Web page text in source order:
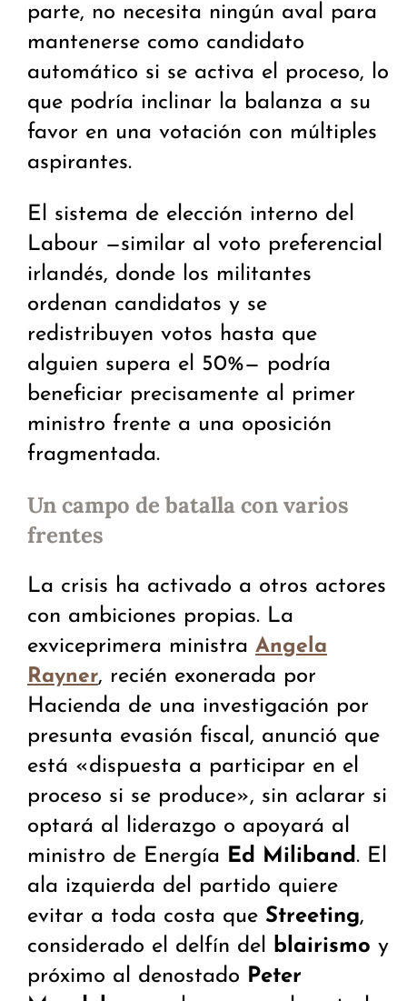
parte, no necesita ningún aval para
mantenerse como candidato
automático si se activa el proceso, lo
que podría inclinar la balanza a su
favor en una votación con múltiples
aspirantes.
El sistema de elección interno del
Labour —similar al voto preferencial
irlandés, donde los militantes
ordenan candidatos y se
redistribuyen votos hasta que
alguien supera el 50%— podría
beneficiar precisamente al primer
ministro frente a una oposición
fragmentada.
Un campo de batalla con varios
frentes
La crisis ha activado a otros actores
con ambiciones propias. La
exviceprimera ministra Angela
Rayner, recién exonerada por
Hacienda de una investigación por
presunta evasión fiscal, anunció que
está «dispuesta a participar en el
proceso si se produce», sin aclarar si
optará al liderazgo o apoyará al
ministro de Energía Ed Miliband . El
ala izquierda del partido quiere
evitar a toda costa que Streeting,
considerado el delfín del
blairismo y
próximo al denostado Peter